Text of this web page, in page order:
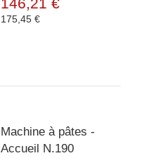
175,45 €
Machine à pâtes -
Accueil N.190